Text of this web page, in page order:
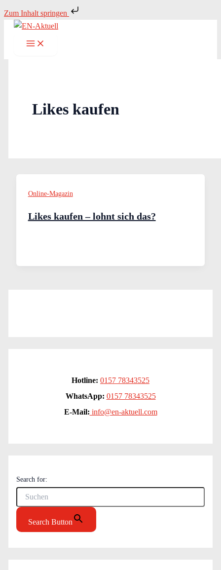
Zum Inhalt springen
Inhalt
springen
Likes kaufen
Online-Magazin
Likes kaufen – lohnt sich das?
Hotline: 0157 78343525
WhatsApp: 0157 78343525
E-Mail: info@en-aktuell.com
Search for:
Search Button